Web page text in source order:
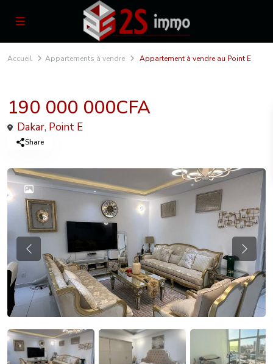
Accueil Appartements à vendre Appartement à vendre au Point E
190 000 000CFA
Dakar, Point E
Share
Previous